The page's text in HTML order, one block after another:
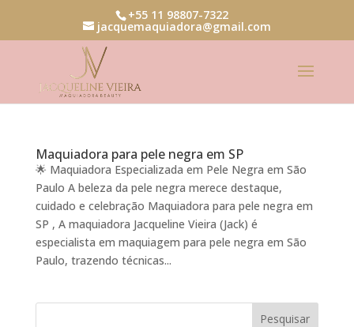
+55 11 98807-7322
jacquemaquiadora@gmail.com
Maquiadora para pele negra em SP
🌟 Maquiadora Especializada em Pele Negra em São
Paulo A beleza da pele negra merece destaque,
cuidado e celebração Maquiadora para pele negra em
SP , A maquiadora Jacqueline Vieira (Jack) é
especialista em maquiagem para pele negra em São
Paulo, trazendo técnicas...
Pesquisar